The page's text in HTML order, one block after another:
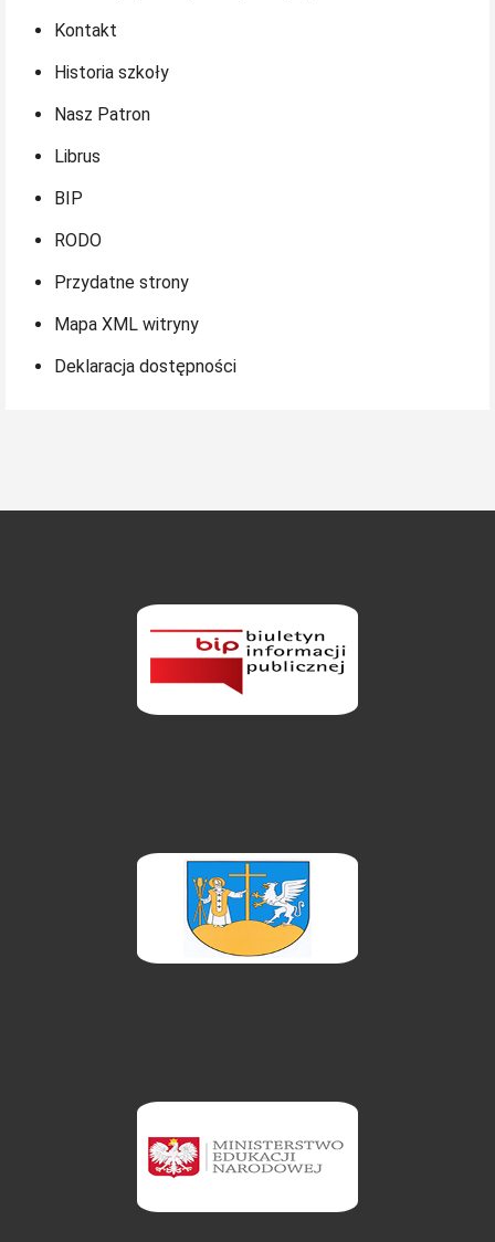
Kontakt
Historia szkoły
Nasz Patron
Librus
BIP
RODO
Przydatne strony
Mapa XML witryny
Deklaracja dostępności